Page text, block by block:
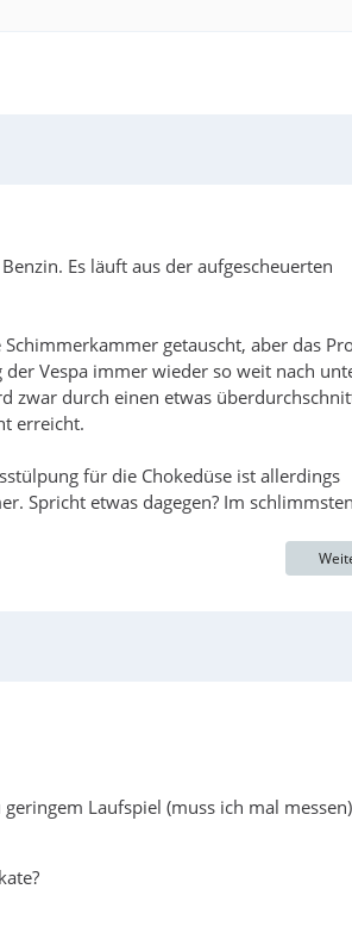
Es läuft aus der aufgescheuerten
getauscht, aber das
Vespa immer wieder so weit nach
zwar durch einen etwas
erreicht.
für die Chokedüse ist allerdings
Spricht etwas dagegen? Im
Laufspiel (muss ich mal